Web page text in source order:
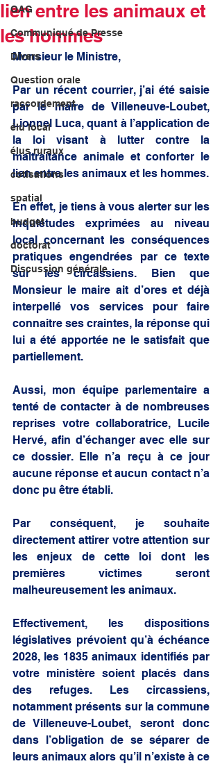
QAG
Communiqué de Presse
Divers
Question orale
raccordement
élu local
élus ruraux
cotisations
spatial
budget
doctorat
Discussion générale
lien entre les animaux et
les hommes
Monsieur le Ministre,
Par un récent courrier, j’ai été saisie
par le maire de Villeneuve-Loubet,
Lionnel Luca, quant à l’application de
la loi visant à lutter contre la
maltraitance animale et conforter le
lien entre les animaux et les hommes.
En effet, je tiens à vous alerter sur les
inquiétudes exprimées au niveau
local concernant les conséquences
pratiques engendrées par ce texte
sur les circassiens. Bien que
Monsieur le maire ait d’ores et déjà
interpellé vos services pour faire
connaitre ses craintes, la réponse qui
lui a été apportée ne le satisfait que
partiellement.
Aussi, mon équipe parlementaire a
tenté de contacter à de nombreuses
reprises votre collaboratrice, Lucile
Hervé, afin d’échanger avec elle sur
ce dossier. Elle n’a reçu à ce jour
aucune réponse et aucun contact n’a
donc pu être établi.
Par conséquent, je souhaite
directement attirer votre attention sur
les enjeux de cette loi dont les
premières victimes seront
malheureusement les animaux.
Effectivement, les dispositions
législatives prévoient qu’à échéance
2028, les 1835 animaux identifiés par
votre ministère soient placés dans
des refuges. Les circassiens,
notamment présents sur la commune
de Villeneuve-Loubet, seront donc
dans l’obligation de se séparer de
leurs animaux alors qu’il n’existe à ce